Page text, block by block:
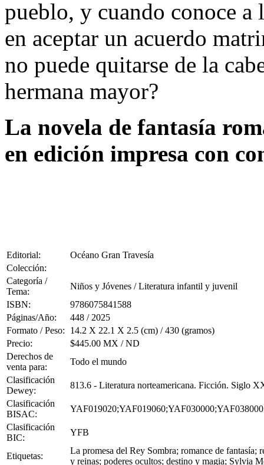
pueblo, y cuando conoce
en aceptar un acuerdo
no puede quitarse de la
hermana mayor?
La novela de fantasía
en edición impresa con
Editorial:
Océano Gran Travesía
Colección:
Categoría /
Tema:
Niños y Jóvenes / Literatura infantil y juvenil
ISBN:
9786075841588
Páginas/Año:
448 / 2025
Formato / Peso:
14.2 X 22.1 X 2.5 (cm) / 430 (gramos)
Precio:
$445.00 MX / ND
Derechos de
venta para:
Todo el mundo
Clasificación
Dewey:
813.6 - Literatura norteamericana. Ficción. Siglo
Clasificación
BISAC:
YAF019020;YAF019060;YAF030000;YAF038000
Clasificación
BIC:
YFB
Etiquetas:
La promesa del Rey Sombra; romance de
y reinas; poderes ocultos; destino y magia; Sylvia